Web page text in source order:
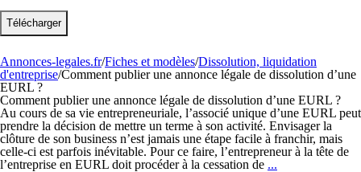
Annonces-legales.fr/Fiches et modèles/Dissolution, liquidation
d'entreprise/Comment publier une annonce légale de dissolution d’une
EURL ?
Comment publier une annonce légale de dissolution d’une EURL ?
Au cours de sa vie entrepreneuriale, l’associé unique d’une EURL peut
prendre la décision de mettre un terme à son activité. Envisager la
clôture de son business n’est jamais une étape facile à franchir, mais
celle-ci est parfois inévitable. Pour ce faire, l’entrepreneur à la tête de
l’entreprise en EURL doit procéder à la cessation de ...